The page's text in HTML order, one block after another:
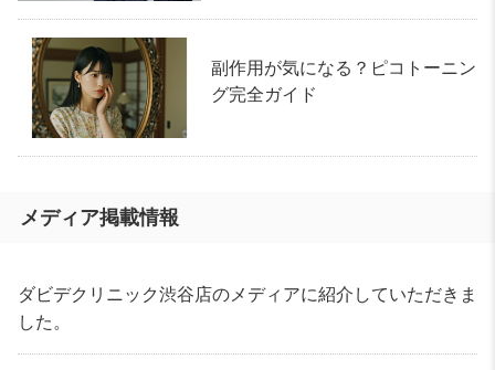
副作用が気になる？ピコトーニン
グ完全ガイド
メディア掲載情報
ダビデクリニック渋谷店のメディアに紹介していただきま
した。